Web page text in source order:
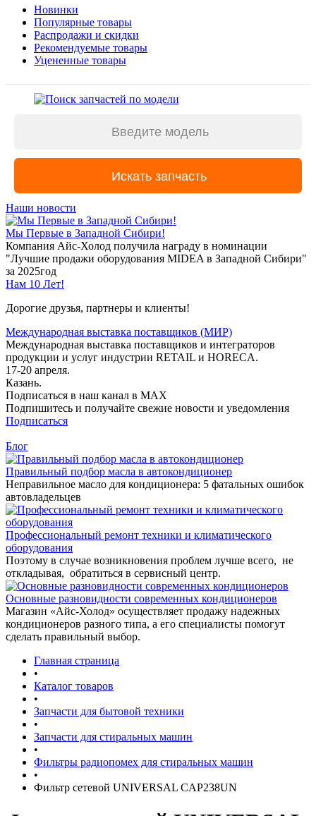
Новинки
Популярные товары
Распродажи и скидки
Рекомендуемые товары
Уцененные товары
Наши новости
Мы Первые в Западной Сибири!
Компания Айс-Холод получила награду в номинации
"Лучшие продажи оборудования MIDEA в Западной Сибири"
за 2025год
Нам 10 Лет!
Дорогие друзья, партнеры и клиенты!
Международная выставка поставщиков (МИР)
Международная выставка поставщиков и интеграторов
продукции и услуг индустрии RETAIL и HORECA.
17-20 апреля.
Казань.
Подписаться в наш канал в MAX
Подпишитесь и получайте свежие новости и уведомления
Подписаться
Блог
Правильный подбор масла в автокондиционер
Неправильное масло для кондиционера: 5 фатальных ошибок
автовладельцев
Профессиональный ремонт техники и климатического
оборудования
Поэтому в случае возникновения проблем лучше всего, не
откладывая, обратиться в сервисный центр.
Основные разновидности современных кондиционеров
Магазин «Айс-Холод» осуществляет продажу надежных
кондиционеров разного типа, а его специалисты помогут
сделать правильный выбор.
Главная страница
•
Каталог товаров
•
Запчасти для бытовой техники
•
Запчасти для стиральных машин
•
Фильтры радиопомех для стиральных машин
•
Фильтр сетевой UNIVERSAL CAP238UN